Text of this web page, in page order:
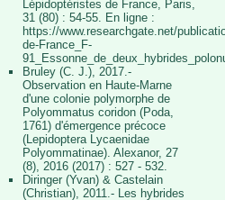
Lépidoptéristes de France, Paris,
31 (80) : 54-55. En ligne :
https://www.researchgate.net/
de-France_F-
Bruley (C. J.), 2017.-
Observation en Haute-Marne
d'une colonie polymorphe de
Polyommatus coridon (Poda,
1761) d'émergence précoce
(Lepidoptera Lycaenidae
Polyommatinae). Alexanor, 27
(8), 2016 (2017) : 527 - 532.
Diringer (Yvan) & Castelain
(Christian), 2011.- Les hybrides